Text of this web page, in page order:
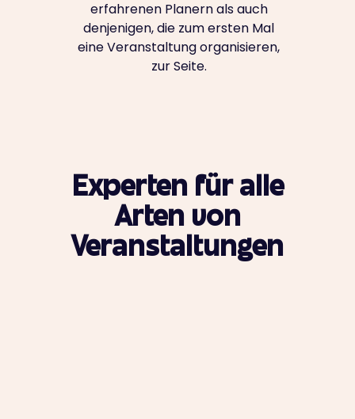
erfahrenen Planern als auch
denjenigen, die zum ersten Mal
eine Veranstaltung organisieren,
zur Seite.
Experten für alle
Arten von
Veranstaltungen